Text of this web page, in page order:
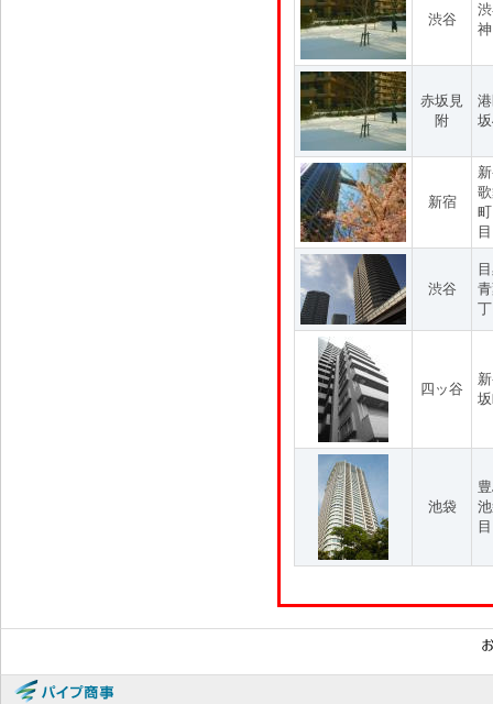
渋谷
赤坂見
附
新宿
目
渋谷
四ッ谷
池袋
目